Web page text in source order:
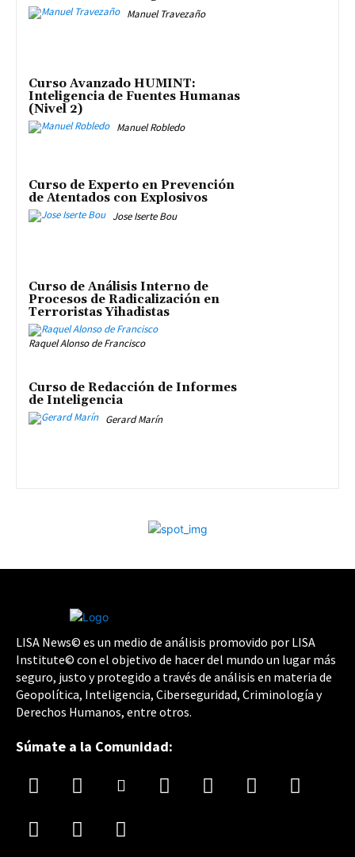
Manuel Travezaño
Curso Avanzado HUMINT:
Inteligencia de Fuentes Humanas
(Nivel 2)
Manuel Robledo
Curso de Experto en Prevención
de Atentados con Explosivos
Jose Iserte Bou
Curso de Análisis Interno de
Procesos de Radicalización en
Terroristas Yihadistas
Raquel Alonso de Francisco
Curso de Redacción de Informes
de Inteligencia
Gerard Marín
LISA News© es un medio de análisis promovido por LISA
Institute© con el objetivo de hacer del mundo un lugar más
seguro, justo y protegido a través de análisis en materia de
Geopolítica, Inteligencia, Ciberseguridad, Criminología y
Derechos Humanos, entre otros.
Súmate a la Comunidad: